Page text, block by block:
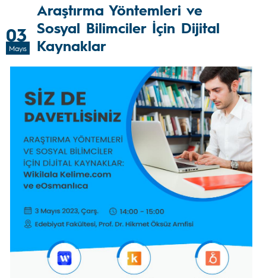
03
Mayıs
Araştırma Yöntemleri ve
Sosyal Bilimciler İçin Dijital
Kaynaklar